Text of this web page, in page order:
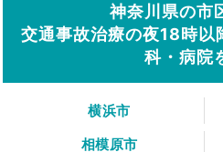
神奈川県の市
交通事故治療の夜18時以
科・病院
横浜市
相模原市